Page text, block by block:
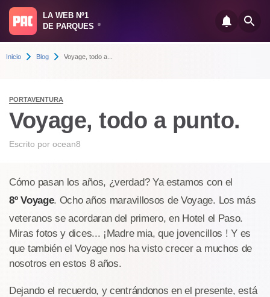
LA WEB Nº1
DE PARQUES
®
Inicio Blog Voyage, todo a...
PORTAVENTURA
Voyage, todo a punto.
Escrito por ocean8
Cómo pasan los años, ¿verdad? Ya estamos con el
8º Voyage. Ocho años maravillosos de Voyage. Los más
veteranos se acordaran del primero, en Hotel el Paso.
Miras fotos y dices... ¡Madre mia, que jovencillos ! Y es
que también el Voyage nos ha visto crecer a muchos de
nosotros en estos 8 años.
Dejando el recuerdo, y centrándonos en el presente, está